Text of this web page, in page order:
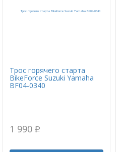
Трос горячего старта
BikeForce Suzuki Yamaha
BF04-0340
1 990 p